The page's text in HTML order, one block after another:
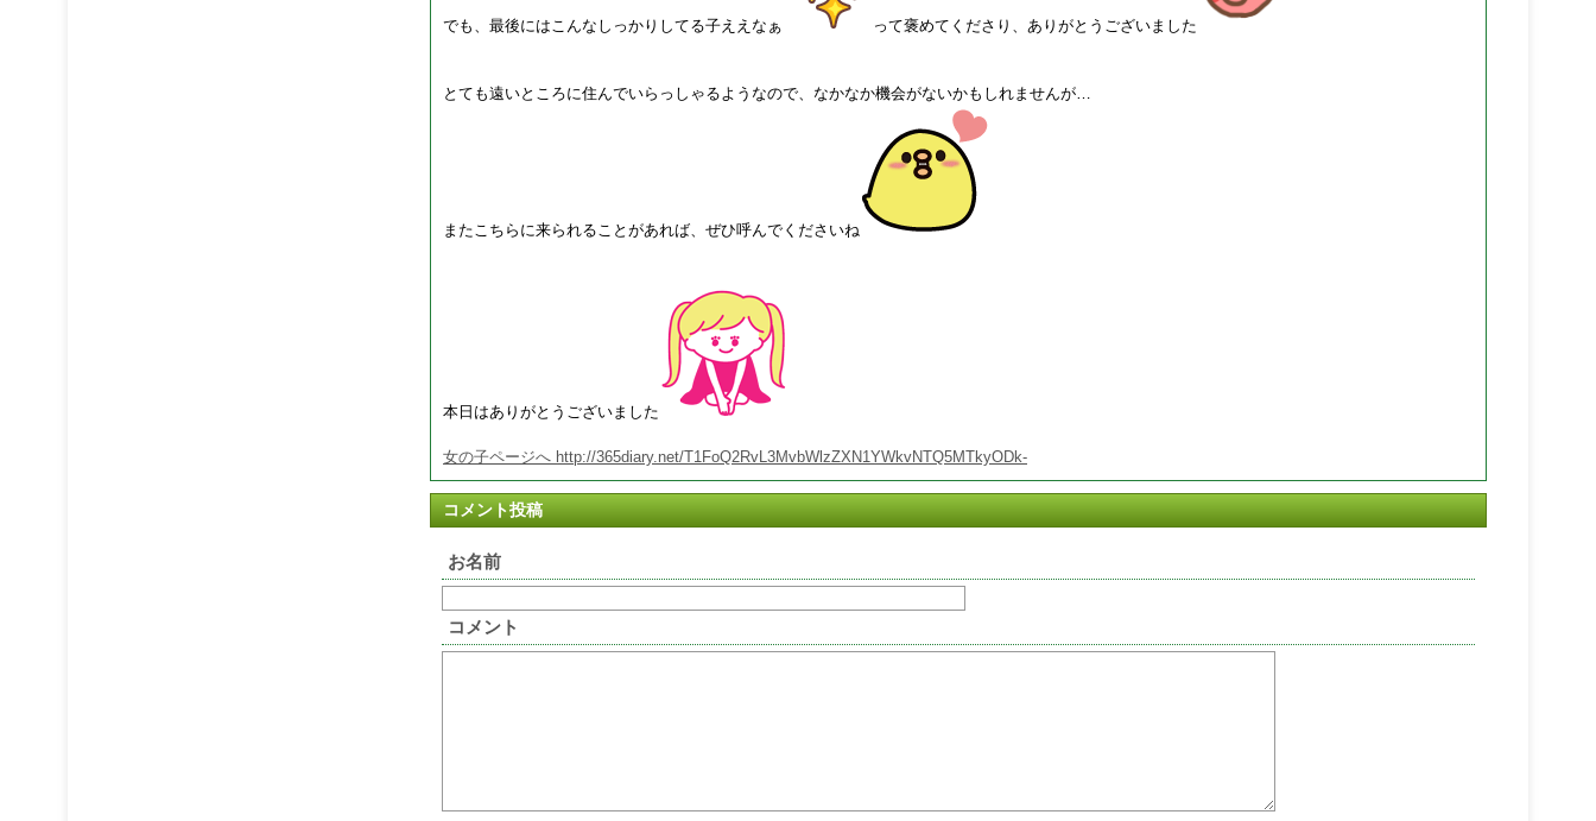
でも、最後にはこんなしっかりしてる子ええなぁ って褒めてくださり、ありがとうございました
とても遠いところに住んでいらっしゃるようなので、なかなか機会がないかもしれませんが…
またこちらに来られることがあれば、ぜひ呼んでくださいね
本日はありがとうございました
女の子ページへ http://365diary.net/T1FoQ2RvL3MvbWlzZXN1YWkvNTQ5MTkyODk-
コメント投稿
お名前
コメント